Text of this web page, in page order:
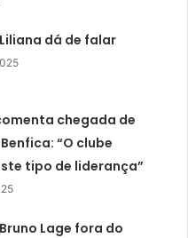
dá de falar
chegada de
“O clube
tipo de liderança”
Lage fora do